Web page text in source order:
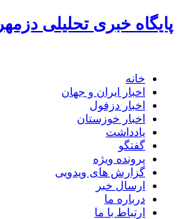
پرش
به
پایگاه خبری تحلیلی دزمهر
خانه
اخبار ایران و جهان
اخبار دزفول
اخبار خوزستان
یادداشت
گفتگو
پرونده ویژه
گزارش های ویدویی
ارسال خبر
درباره ما
ارتباط با ما